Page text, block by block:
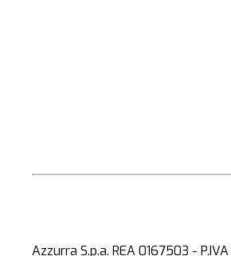
Azzurra S.p.a. REA 0167503 -